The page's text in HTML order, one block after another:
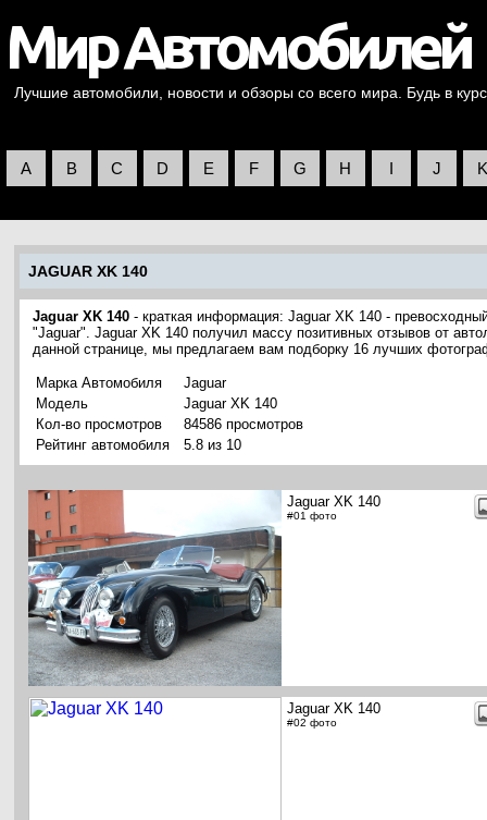
Лучшие автомобили, новости и обзоры со всего мира. Будь в
A B C D E F G H I J K
JAGUAR XK 140
Jaguar XK 140 - краткая информация: Jaguar XK 140 -
"Jaguar". Jaguar XK 140 получил массу позитивных отзывов от
данной странице, мы предлагаем вам подборку 16 лучших
Марка Автомобиля
Jaguar
Модель
Jaguar XK 140
Кол-во просмотров
84586 просмотров
Рейтинг автомобиля
5.8 из 10
Jaguar XK 140
#01 фото
Jaguar XK 140
#02 фото